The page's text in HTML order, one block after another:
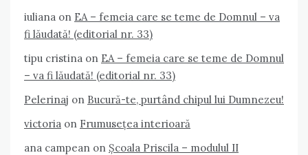
iuliana on EA – femeia care se teme de Domnul – va
fi lăudată! (editorial nr. 33)
tipu cristina on EA – femeia care se teme de Domnul
– va fi lăudată! (editorial nr. 33)
Pelerinaj on Bucură-te, purtând chipul lui Dumnezeu!
victoria on Frumusețea interioară
ana campean on Școala Priscila – modulul II